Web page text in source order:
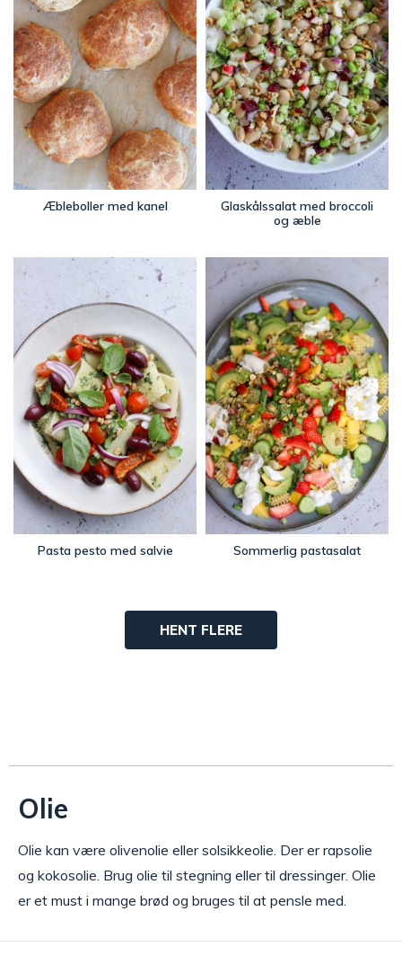
Æbleboller med kanel
Glaskålssalat med broccoli
og æble
Pasta pesto med salvie Sommerlig pastasalat
HENT FLERE
Olie
Olie kan være olivenolie eller solsikkeolie. Der er rapsolie
og kokosolie. Brug olie til stegning eller til dressinger. Olie
er et must i mange brød og bruges til at pensle med.